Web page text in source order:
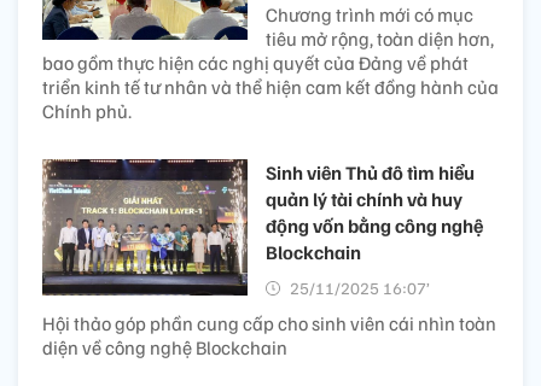
Chương trình mới có mục
tiêu mở rộng, toàn diện hơn,
bao gồm thực hiện các nghị quyết của Đảng về phát
triển kinh tế tư nhân và thể hiện cam kết đồng hành của
Chính phủ.
Sinh viên Thủ đô tìm hiểu
quản lý tài chính và huy
động vốn bằng công nghệ
Blockchain
25/11/2025 16:07’
Hội thảo góp phần cung cấp cho sinh viên cái nhìn toàn
diện về công nghệ Blockchain